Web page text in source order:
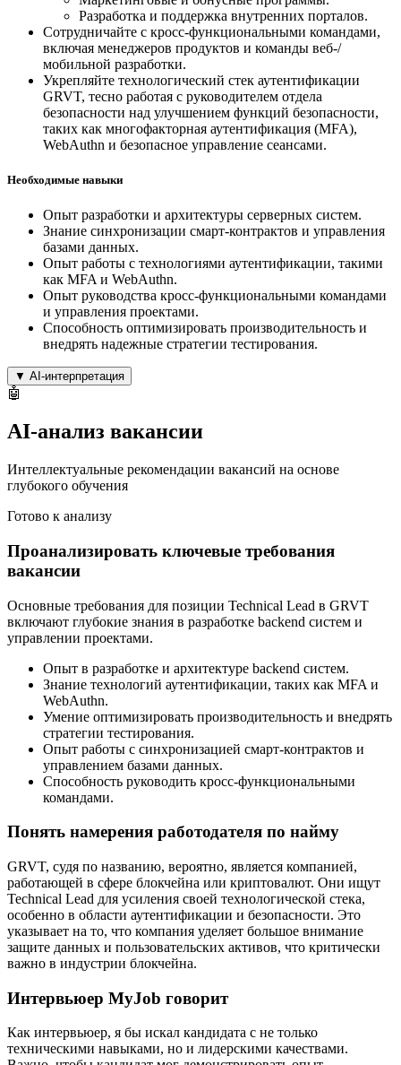
Разработка и поддержка внутренних порталов.
Сотрудничайте с кросс-функциональными командами,
включая менеджеров продуктов и команды веб-/
мобильной разработки.
Укрепляйте технологический стек аутентификации
GRVT, тесно работая с руководителем отдела
безопасности над улучшением функций безопасности,
таких как многофакторная аутентификация (MFA),
WebAuthn и безопасное управление сеансами.
Необходимые навыки
Опыт разработки и архитектуры серверных систем.
Знание синхронизации смарт-контрактов и управления
базами данных.
Опыт работы с технологиями аутентификации, такими
как MFA и WebAuthn.
Опыт руководства кросс-функциональными командами
и управления проектами.
Способность оптимизировать производительность и
внедрять надежные стратегии тестирования.
▼ AI-интерпретация
🤖
AI-анализ вакансии
Интеллектуальные рекомендации вакансий на основе
глубокого обучения
Готово к анализу
Проанализировать ключевые требования
вакансии
Основные требования для позиции Technical Lead в GRVT
включают глубокие знания в разработке backend систем и
управлении проектами.
Опыт в разработке и архитектуре backend систем.
Знание технологий аутентификации, таких как MFA и
WebAuthn.
Умение оптимизировать производительность и внедрять
стратегии тестирования.
Опыт работы с синхронизацией смарт-контрактов и
управлением базами данных.
Способность руководить кросс-функциональными
командами.
Понять намерения работодателя по найму
GRVT, судя по названию, вероятно, является компанией,
работающей в сфере блокчейна или криптовалют. Они ищут
Technical Lead для усиления своей технологической стека,
особенно в области аутентификации и безопасности. Это
указывает на то, что компания уделяет большое внимание
защите данных и пользовательских активов, что критически
важно в индустрии блокчейна.
Интервьюер MyJob говорит
Как интервьюер, я бы искал кандидата с не только
техническими навыками, но и лидерскими качествами.